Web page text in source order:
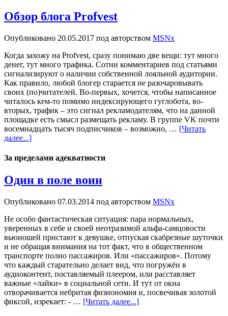
Обзор блога Profvest
Опубликовано 20.05.2017 под авторством MSNx
Когда захожу на Profvest, сразу понимаю две вещи: тут много
денег, тут много трафика. Сотни комментариев под статьями
сигнализируют о наличии собственной лояльной аудитории.
Как правило, любой блогер старается не разочаровывать
своих (по)читателей. Во-первых, хочется, чтобы написанное
читалось кем-то помимо индексирующего гуглобота, во-
вторых, трафик – это сигнал рекламодателям, что на данной
площадке есть смысл размещать рекламу. В группе VK почти
восемнадцать тысяч подписчиков – возможно, … [Читать
далее...]
За пределами адекватности
Один в поле воин
Опубликовано 07.03.2014 под авторством MSNx
Не особо фантастическая ситуация: пара нормальных,
уверенных в себе и своей неотразимой альфа-самцовости
вьюношей пристают к девушке, отпуская скабрезные шуточки
и не обращая внимания на тот факт, что в общественном
транспорте полно пассажиров. Или «пассажиров». Потому
что каждый старательно делает вид, что погружён в
аудиоконтент, поставляемый плеером, или расставляет
важные «лайки» в социальной сети. И тут от окна
отворачивается небритая физиономия и, посвечивая золотой
фиксой, изрекает: - … [Читать далее...]